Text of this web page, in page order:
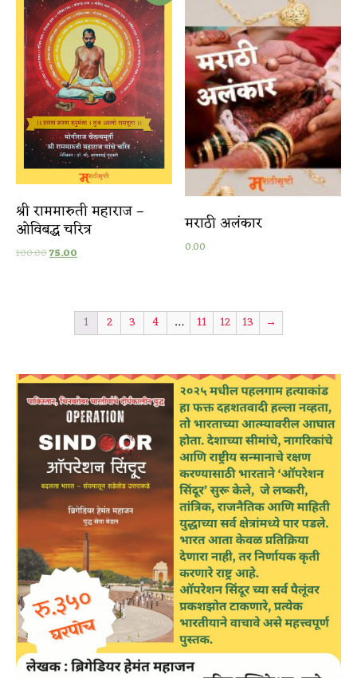
श्री राममारुती महाराज –
ओविबद्ध चरित्र
100.0075.00
मराठी अलंकार
0.00
1 2 3 4 … 11 12 13 →